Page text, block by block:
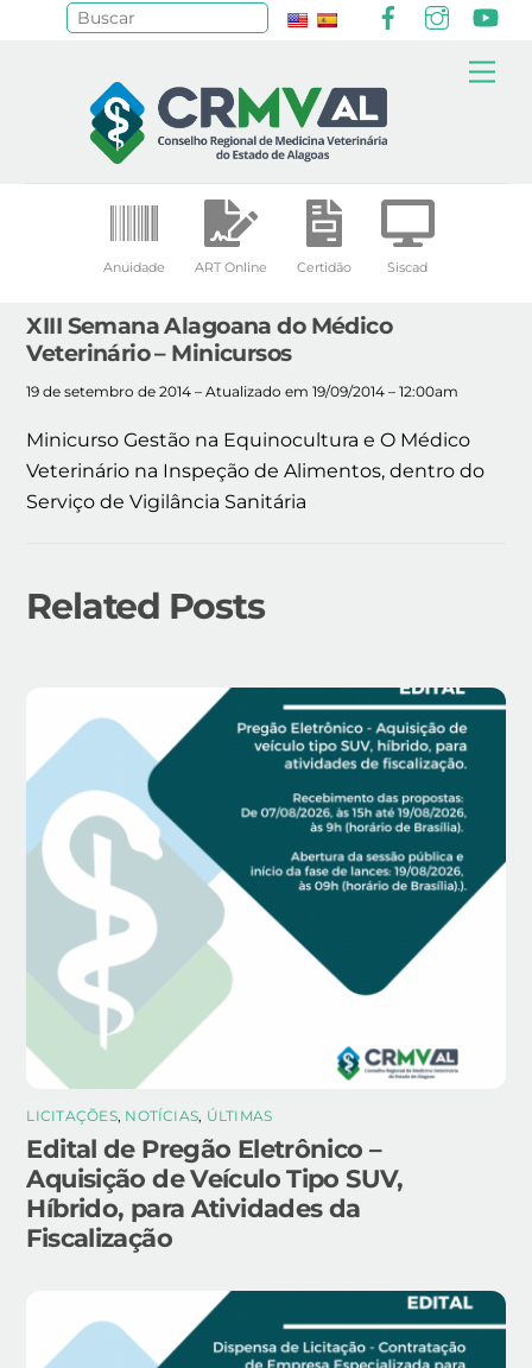
Anuidade ART Online Certidão Siscad
XIII Semana Alagoana do Médico
Veterinário – Minicursos
19 de setembro de 2014 – Atualizado em 19/09/2014 – 12:00am
Minicurso Gestão na Equinocultura e O Médico
Veterinário na Inspeção de Alimentos, dentro do
Serviço de Vigilância Sanitária
Related Posts
LICITAÇÕES, NOTÍCIAS, ÚLTIMAS
Edital de Pregão Eletrônico –
Aquisição de Veículo Tipo SUV,
Híbrido, para Atividades da
Fiscalização